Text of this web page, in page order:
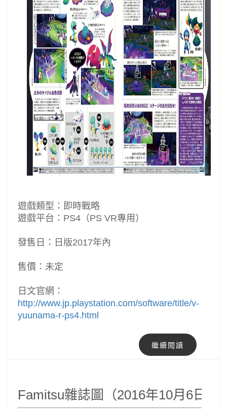
遊戲類型：即時戰略
遊戲平台：PS4（PS VR專用）
發售日：日版2017年內
售價：未定
日文官網：
http://www.jp.playstation.com/software/title/v-
yuunama-r-ps4.html
繼續閱讀
Famitsu雜誌圖（2016年10月6日號